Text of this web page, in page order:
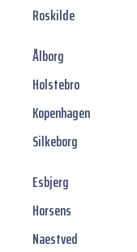
Roskilde
Ålborg
Holstebro
Kopenhagen
Silkeborg
Esbjerg
Horsens
Naestved